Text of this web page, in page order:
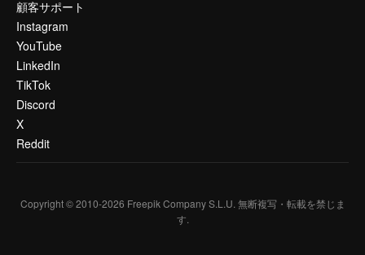
顧客サポート
Instagram
YouTube
LinkedIn
TikTok
Discord
X
Reddit
Copyright © 2010-2026 Freepik Company S.L.U. 無断複写・転載を禁じま
す.